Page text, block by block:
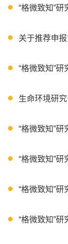
“格微致知”
关于推荐申
“格微致知”
生命环境研究公共技术平台丨聚焦离
“格微致知”
“格微致知”
“格微致知”
“格微致知”